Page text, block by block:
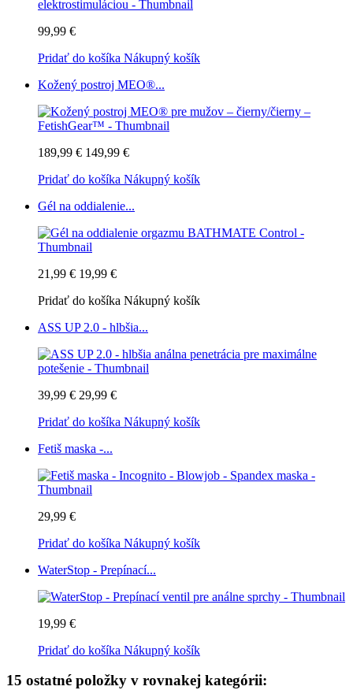
99,99 €
Pridať do košíka Nákupný košík
Kožený postroj MEO®...
189,99 € 149,99 €
Pridať do košíka Nákupný košík
Gél na oddialenie...
21,99 € 19,99 €
Pridať do košíka Nákupný košík
ASS UP 2.0 - hlbšia...
39,99 € 29,99 €
Pridať do košíka Nákupný košík
Fetiš maska -...
29,99 €
Pridať do košíka Nákupný košík
WaterStop - Prepínací...
19,99 €
Pridať do košíka Nákupný košík
15 ostatné položky v rovnakej kategórii: